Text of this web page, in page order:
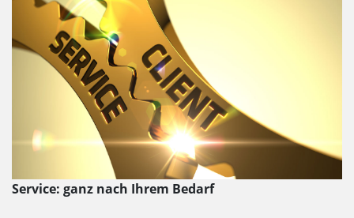
Service: ganz nach Ihrem Bedarf